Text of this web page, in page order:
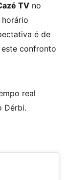
TV no
horário
é de
este confronto
real
Dérbi.